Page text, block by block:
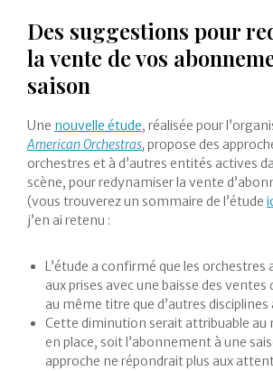
Des suggestions pour
la vente de vos
saison
Une nouvelle étude, réalisée pour
American Orchestras,propose des
orchestres et à d’autres entités actives
scène, pour redynamiser la vente
(vous trouverez un sommaire de l’étude
j’en ai retenu :
L’étude a confirmé que les
aux prises avec une baisse des
au même titre que d’autres disciplines
Cette diminution serait attribuable au
en place, soit l’abonnement à une
approche ne répondrait plus aux